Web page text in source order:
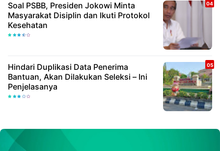
Soal PSBB, Presiden Jokowi Minta
Masyarakat Disiplin dan Ikuti Protokol
Kesehatan
Hindari Duplikasi Data Penerima
Bantuan, Akan Dilakukan Seleksi – Ini
Penjelasanya